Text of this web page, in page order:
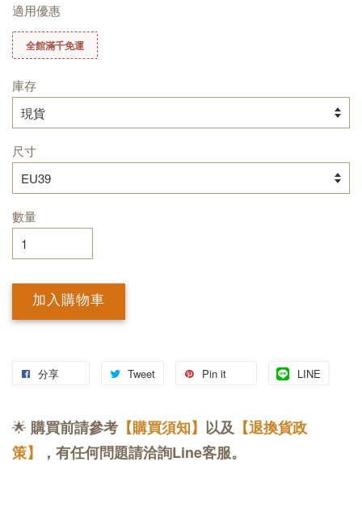
適用優惠
全館滿千免運
庫存
尺寸
數量
加入購物車
分享 Tweet Pin it LINE
🌟 購買前請參考 【購買須知】 以及 【退換貨政
策】
，有任何問題請洽詢Line客服。